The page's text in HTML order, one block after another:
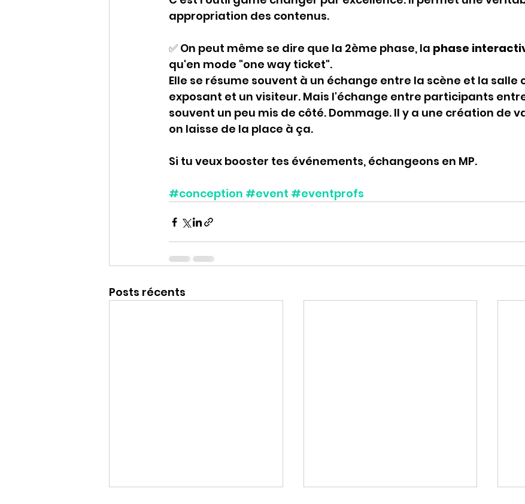
appropriation des contenus.
✅ On peut même se dire que la 2ème phase, la phase
qu'en mode "one way ticket".
Elle se résume souvent à un échange entre la scène et la salle
exposant et un visiteur. Mais l'échange entre participants
souvent un peu mis de côté. Dommage. Il y a une création de
on laisse de la place à ça.
Si tu veux booster tes événements, échangeons en MP.
#conception #event #eventprofs
Posts récents